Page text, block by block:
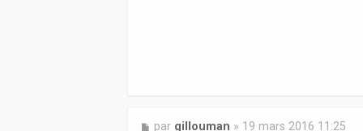
M
par gillouman » 19 mars 2016 11:25